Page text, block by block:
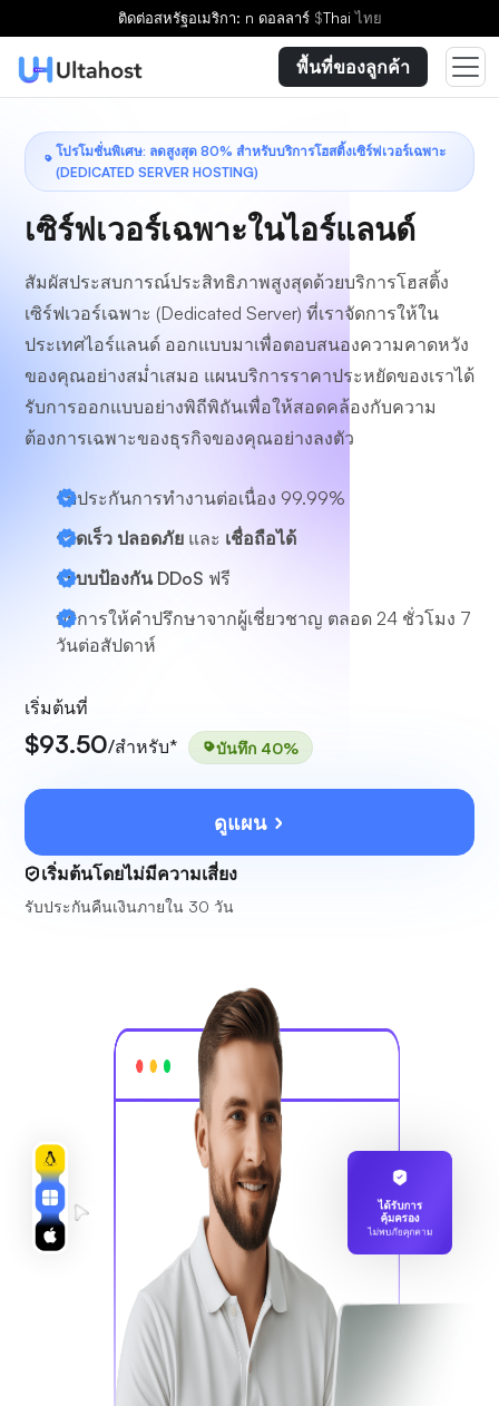
ติดต่อสหรัฐอเมริกา: n ดอลลาร์ $Thaiไทย
พื้นที่ของลูกค้า
โปรโมชั่นพิเศษ: ลดสูงสุด 80% สำหรับบริการโฮสติ้งเซิร์ฟเวอร์เฉพาะ
(DEDICATED SERVER HOSTING)
เซิร์ฟเวอร์เฉพาะในไอร์แลนด์
สัมผัสประสบการณ์ประสิทธิภาพสูงสุดด้วยบริการโฮสติ้ง
เซิร์ฟเวอร์เฉพาะ (Dedicated Server) ที่เราจัดการให้ใน
ประเทศไอร์แลนด์ ออกแบบมาเพื่อตอบสนองความคาดหวัง
ของคุณอย่างสม่ำเสมอ แผนบริการราคาประหยัดของเราได้
รับการออกแบบอย่างพิถีพิถันเพื่อให้สอดคล้องกับความ
ต้องการเฉพาะของธุรกิจของคุณอย่างลงตัว
รับประกันการทำงานต่อเนื่อง 99.99%
รวดเร็ว ปลอดภัย และ เชื่อถือได้
ระบบป้องกัน DDoS ฟรี
บริการให้คำปรึกษาจากผู้เชี่ยวชาญ ตลอด 24 ชั่วโมง 7
วันต่อสัปดาห์
เริ่มต้นที่
$93.50/สำหรับ* บันทึก 40%
ดูแผน
เริ่มต้นโดยไม่มีความเสี่ยง
รับประกันคืนเงินภายใน 30 วัน
ได้รับการ
คุ้มครอง
ไม่พบภัยคุกคาม